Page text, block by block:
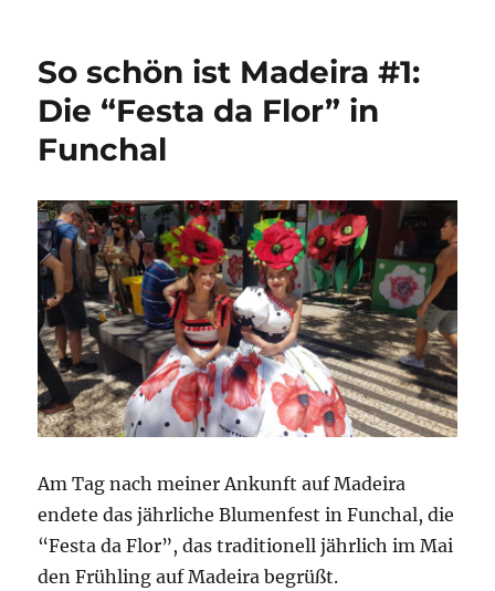
Madeira
Fahrt
von
Funchal
hinauf
nach
Monte
So schön ist Madeira #1:
Die “Festa da Flor” in
Funchal
Am Tag nach meiner Ankunft auf Madeira
endete das jährliche Blumenfest in Funchal, die
“Festa da Flor”, das traditionell jährlich im Mai
den Frühling auf Madeira begrüßt.